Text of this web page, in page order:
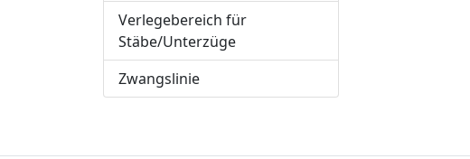
Verlegebereich für
Stäbe/Unterzüge
Zwangslinie